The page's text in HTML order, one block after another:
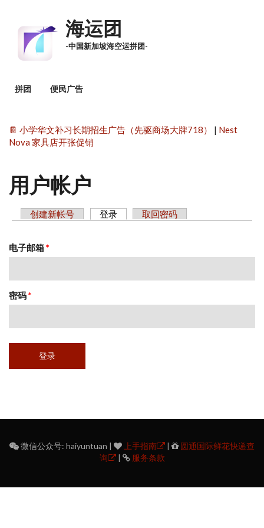
海运团
-中国新加坡海空运拼团-
主菜单
拼团 便民广告
📔 小学华文补习长期招生广告（先驱商场大牌718） | Nest
Nova 家具店开张促销
用户帐户
创建新帐号 登录（活动标签）
取回密码
电子邮箱*
密码*
微信公众号: haiyuntuan | 上手指南 |
圆通国际鲜花快递查
询
| 服务条款